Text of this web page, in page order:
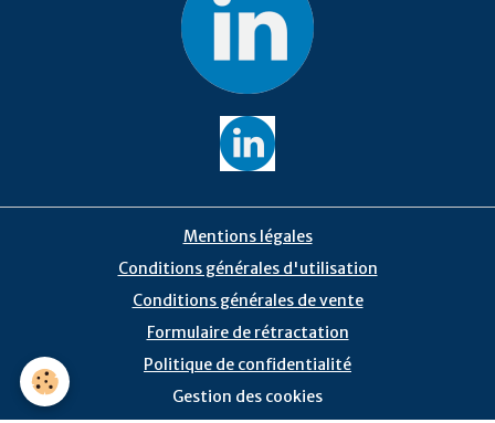
Mentions légales
Conditions générales d'utilisation
Conditions générales de vente
Formulaire de rétractation
Politique de confidentialité
Gestion des cookies